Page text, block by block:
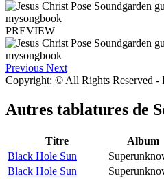
PREVIEW
Previous Next
Copyright: © All Rights Reserved -
Autres tablatures de
Titre Album
Black Hole Sun
Black Hole Sun